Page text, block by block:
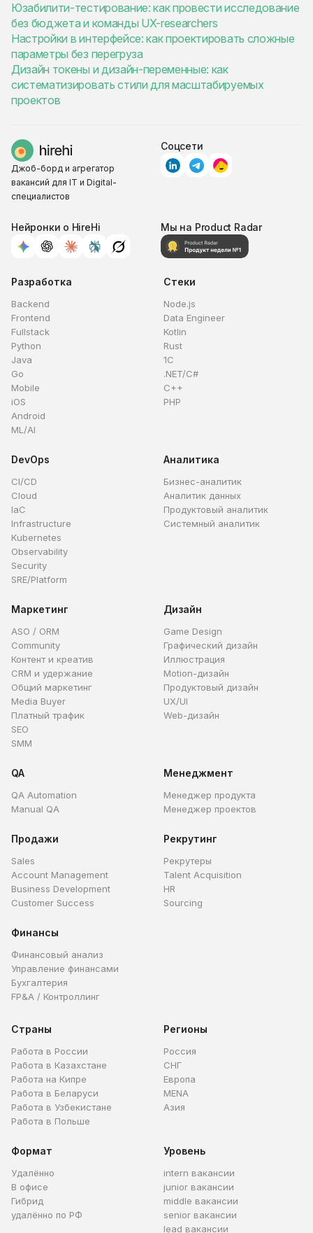
Юзабилити-тестирование: как провести исследование
без бюджета и команды UX-researchers
Настройки в интерфейсе: как проектировать сложные
параметры без перегруза
Дизайн токены и дизайн-переменные: как
систематизировать стили для масштабируемых
проектов
Джоб-борд и агрегатор
вакансий для IT и Digital-
специалистов
Соцсети
Нейронки о HireHi Мы на Product Radar
Разработка
Backend
Frontend
Fullstack
Python
Java
Go
Mobile
iOS
Android
ML/AI
Стеки
Node.js
Data Engineer
Kotlin
Rust
1C
.NET/C#
C++
PHP
DevOps
CI/CD
Cloud
IaC
Infrastructure
Kubernetes
Observability
Security
SRE/Platform
Аналитика
Бизнес-аналитик
Аналитик данных
Продуктовый аналитик
Системный аналитик
Маркетинг
ASO / ORM
Community
Контент и креатив
CRM и удержание
Общий маркетинг
Media Buyer
Платный трафик
SEO
SMM
Дизайн
Game Design
Графический дизайн
Иллюстрация
Motion-дизайн
Продуктовый дизайн
UX/UI
Web-дизайн
QA
QA Automation
Manual QA
Менеджмент
Менеджер продукта
Менеджер проектов
Продажи
Sales
Account Management
Business Development
Customer Success
Рекрутинг
Рекрутеры
Talent Acquisition
HR
Sourcing
Финансы
Финансовый анализ
Управление финансами
Бухгалтерия
FP&A / Контроллинг
Страны
Работа в России
Работа в Казахстане
Работа на Кипре
Работа в Беларуси
Работа в Узбекистане
Работа в Польше
Регионы
Россия
СНГ
Европа
MENA
Азия
Формат
Удалённо
В офисе
Гибрид
удалённо по РФ
Уровень
intern вакансии
junior вакансии
middle вакансии
senior вакансии
lead вакансии